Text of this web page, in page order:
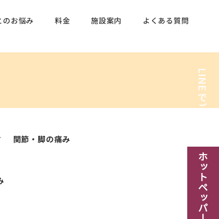
LINE
でご予約
​ホットペッパー予約
のお悩み 料金 施設案内 よくある質問
関節・脚の痛み